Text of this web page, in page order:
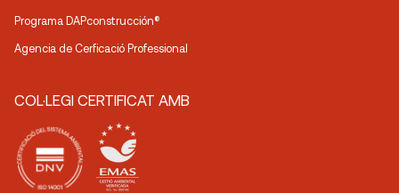
Programa DAPconstrucción®
Agencia de Cerficació Professional
COL·LEGI CERTIFICAT AMB